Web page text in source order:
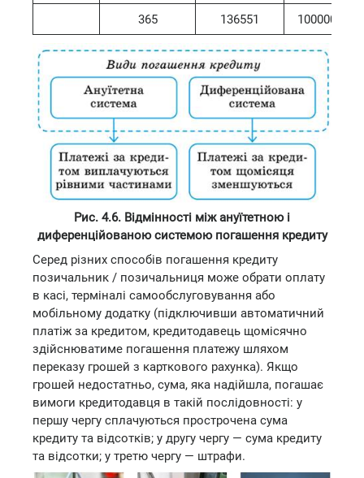
365 136551 100000
Рис. 4.6. Відмінності між ануїтетною і
диференційованою системою погашення кредиту
Серед різних способів погашення кредиту
позичальник / позичальниця може обрати оплату
в касі, терміналі самообслуговування або
мобільному додатку (підключивши автоматичний
платіж за кредитом, кредитодавець щомісячно
здійснюватиме погашення платежу шляхом
переказу грошей з карткового рахунка). Якщо
грошей недостатньо, сума, яка надійшла, погашає
вимоги кредитодавця в такій послідовності: у
першу чергу сплачуються прострочена сума
кредиту та відсотків; у другу чергу — сума кредиту
та відсотки; у третю чергу — штрафи.